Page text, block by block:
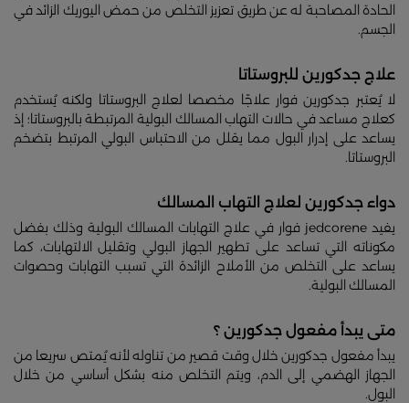
الحادة المصاحبة له عن طريق تعزيز التخلص من حمض اليوريك الزائد في
الجسم.
علاج جدكورين للبروستاتا
لا يُعتبر جدكورين فوار علاجًا مخصصا لعلاج البروستاتا ولكنه يُستخدم
كعلاج مساعد في حالات التهاب المسالك البولية المرتبطة بالبروستاتا؛ إذ
يساعد على إدرار البول مما يقلل من الاحتباس البولي المرتبط بتضخم
البروستاتا.
دواء جدكورين لعلاج التهاب المسالك
يفيد jedcorene فوار في علاج التهابات المسالك البولية وذلك بفضل
مكوناته التي تساعد على تطهير الجهاز البولي وتقليل الالتهابات، كما
يساعد على التخلص من الأملاح الزائدة التي تسبب التهابات وحصوات
المسالك البولية.
متى يبدأ مفعول جدكورين ؟
يبدأ مفعول جدكورين خلال وقت قصير من تناوله لأنه يُمتص سريعا من
الجهاز الهضمي إلى الدم، ويتم التخلص منه بشكل أساسي من خلال
البول.